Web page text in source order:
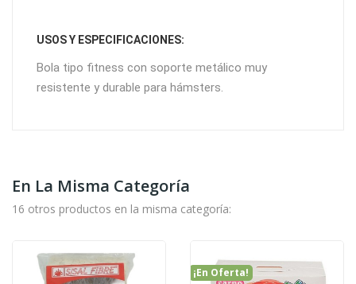
USOS Y ESPECIFICACIONES:
Bola tipo fitness con soporte metálico muy
resistente y durable para hámsters.
En La Misma Categoría
16 otros productos en la misma categoría:
¡En Oferta!